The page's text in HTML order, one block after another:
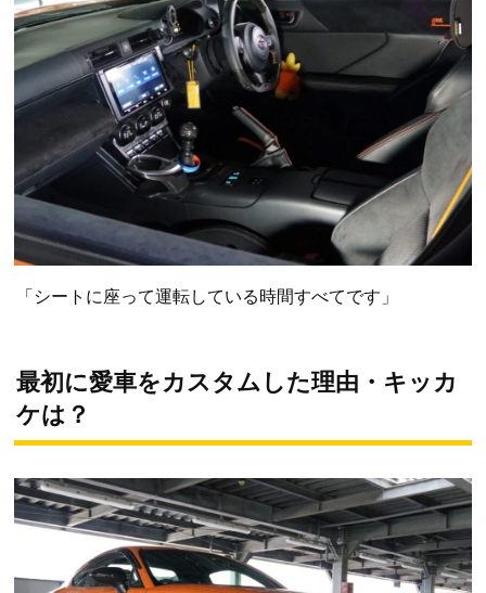
「シートに座って運転している時間すべてです」
最初に愛車をカスタムした理由・キッカ
ケは？